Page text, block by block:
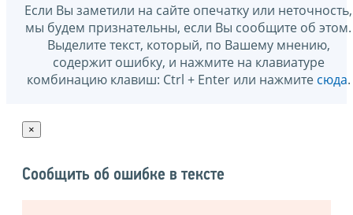
Если Вы заметили на сайте опечатку или неточность,
мы будем признательны, если Вы сообщите об этом.
Выделите текст, который, по Вашему мнению,
содержит ошибку, и нажмите на клавиатуре
комбинацию клавиш: Ctrl + Enter или нажмите сюда.
×
Сообщить об ошибке в тексте